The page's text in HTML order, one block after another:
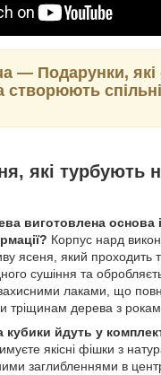
— Подарунки,
створюють
які турбують
виготовлена основа
Корпус нард
ясеня, який проходить
сушіння та
лаками, що
тріщинам дерева з
кубики йдуть у
якісні фішки з
заглибленнями в